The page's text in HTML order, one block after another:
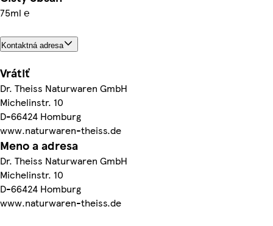
75ml ℮
Kontaktná adresa
Vrátiť
Dr. Theiss Naturwaren GmbH
Michelinstr. 10
D-66424 Homburg
www.naturwaren-theiss.de
Meno a adresa
Dr. Theiss Naturwaren GmbH
Michelinstr. 10
D-66424 Homburg
www.naturwaren-theiss.de